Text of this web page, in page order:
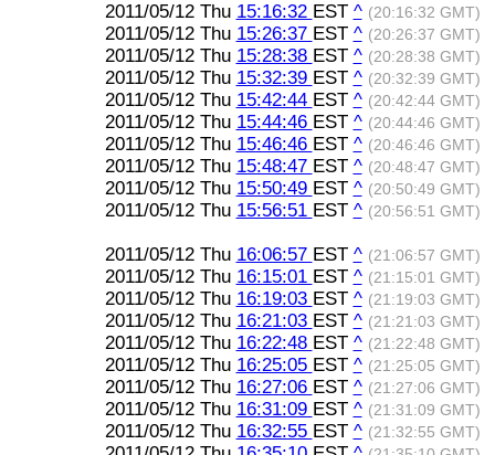
2011/05/12 Thu 15:16:32 EST ^ (20:16:32 GMT)
2011/05/12 Thu 15:26:37 EST ^ (20:26:37 GMT)
2011/05/12 Thu 15:28:38 EST ^ (20:28:38 GMT)
2011/05/12 Thu 15:32:39 EST ^ (20:32:39 GMT)
2011/05/12 Thu 15:42:44 EST ^ (20:42:44 GMT)
2011/05/12 Thu 15:44:46 EST ^ (20:44:46 GMT)
2011/05/12 Thu 15:46:46 EST ^ (20:46:46 GMT)
2011/05/12 Thu 15:48:47 EST ^ (20:48:47 GMT)
2011/05/12 Thu 15:50:49 EST ^ (20:50:49 GMT)
2011/05/12 Thu 15:56:51 EST ^ (20:56:51 GMT)
2011/05/12 Thu 16:06:57 EST ^ (21:06:57 GMT)
2011/05/12 Thu 16:15:01 EST ^ (21:15:01 GMT)
2011/05/12 Thu 16:19:03 EST ^ (21:19:03 GMT)
2011/05/12 Thu 16:21:03 EST ^ (21:21:03 GMT)
2011/05/12 Thu 16:22:48 EST ^ (21:22:48 GMT)
2011/05/12 Thu 16:25:05 EST ^ (21:25:05 GMT)
2011/05/12 Thu 16:27:06 EST ^ (21:27:06 GMT)
2011/05/12 Thu 16:31:09 EST ^ (21:31:09 GMT)
2011/05/12 Thu 16:32:55 EST ^ (21:32:55 GMT)